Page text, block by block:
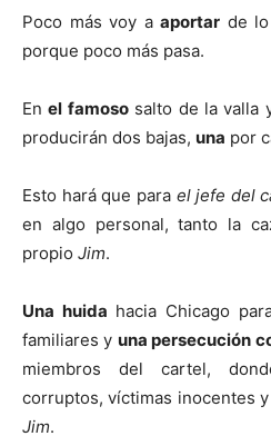
Poco más voy aaportar de
porque poco más pasa.
Enel famososalto de la valla
producirán dos bajas, una por
Esto hará que para el jefe del
en algo personal, tanto la
propio Jim.
Una huida hacia Chicago
familiares y una persecución
miembros del cartel,
corruptos, víctimas inocentes
Jim.